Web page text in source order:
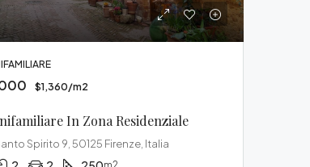
$1,360/m2
In Zona Residenziale
Spirito 9, 50125 Firenze, Italia